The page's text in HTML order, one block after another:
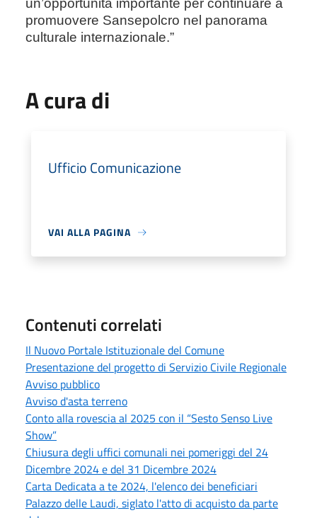
un’opportunità importante per continuare a
promuovere Sansepolcro nel panorama
culturale internazionale.”
A cura di
Ufficio Comunicazione
VAI ALLA PAGINA
Contenuti correlati
Il Nuovo Portale Istituzionale del Comune
Presentazione del progetto di Servizio Civile Regionale
Avviso pubblico
Avviso d'asta terreno
Conto alla rovescia al 2025 con il “Sesto Senso Live
Show”
Chiusura degli uffici comunali nei pomeriggi del 24
Dicembre 2024 e del 31 Dicembre 2024
Carta Dedicata a te 2024, l'elenco dei beneficiari
Palazzo delle Laudi, siglato l'atto di acquisto da parte